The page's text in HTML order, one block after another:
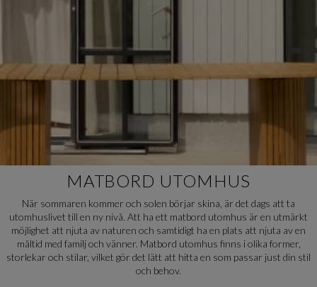
MATBORD UTOMHUS
När sommaren kommer och solen börjar skina, är det dags att ta
utomhuslivet till en ny nivå. Att ha ett matbord utomhus är en utmärkt
möjlighet att njuta av naturen och samtidigt ha en plats att njuta av en
måltid med familj och vänner. Matbord utomhus finns i olika former,
storlekar och stilar, vilket gör det lätt att hitta en som passar just din stil
och behov.